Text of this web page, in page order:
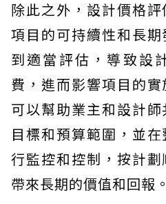
除此之外，設計價格
項目的可持續性和長
到適當評估，導致設
費，進而影響項目的
可以幫助業主和設計
目標和預算範圍，並
行監控和控制，按計
帶來長期的價值和回報。